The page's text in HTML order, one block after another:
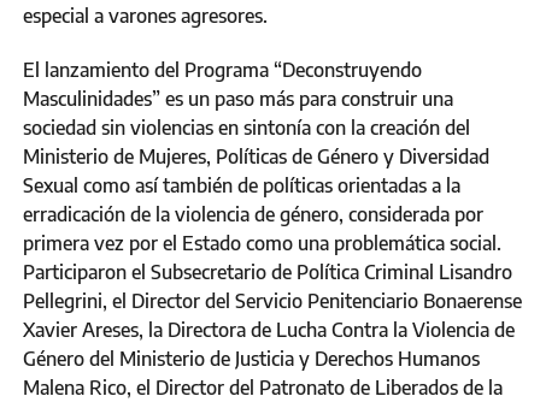
especial a varones agresores.
El lanzamiento del Programa “Deconstruyendo
Masculinidades” es un paso más para construir una
sociedad sin violencias en sintonía con la creación del
Ministerio de Mujeres, Políticas de Género y Diversidad
Sexual como así también de políticas orientadas a la
erradicación de la violencia de género, considerada por
primera vez por el Estado como una problemática social.
Participaron el Subsecretario de Política Criminal Lisandro
Pellegrini, el Director del Servicio Penitenciario Bonaerense
Xavier Areses, la Directora de Lucha Contra la Violencia de
Género del Ministerio de Justicia y Derechos Humanos
Malena Rico, el Director del Patronato de Liberados de la